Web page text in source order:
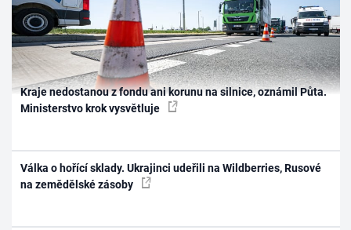
Kraje nedostanou z fondu ani korunu na silnice, oznámil Půta.
Ministerstvo krok vysvětluje
Válka o hořící sklady. Ukrajinci udeřili na Wildberries, Rusové
na zemědělské zásoby